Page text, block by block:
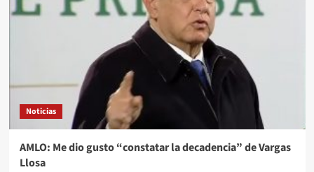
de
mandato
Noticias
AMLO: Me dio gusto “constatar la decadencia” de Vargas
Llosa